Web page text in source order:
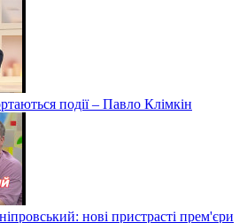
події – Павло Клімкін
нові пристрасті прем'єри